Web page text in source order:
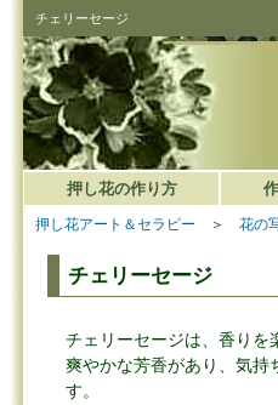
チェリーセージ
押し花アート＆セラピー ＞ 花の
チェリーセージ
チェリーセージは、香りを
爽やかな芳香があり、気持
す。
押し花の作り方